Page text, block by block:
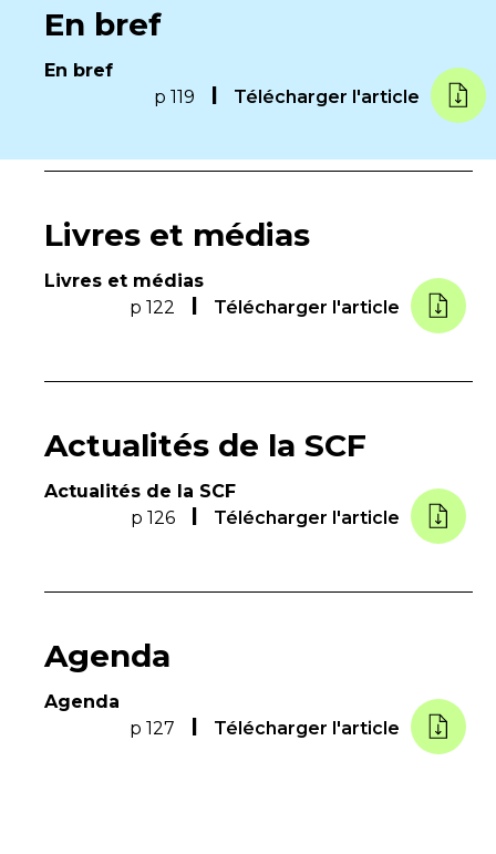
En bref
En bref
p 119
Télécharger l'article
Livres et médias
Livres et médias
p 122
Télécharger l'article
Actualités de la SCF
Actualités de la SCF
p 126
Télécharger l'article
Agenda
Agenda
p 127
Télécharger l'article